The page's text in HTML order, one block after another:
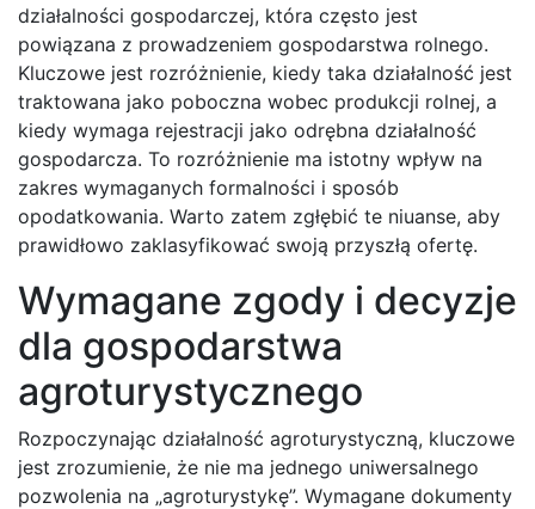
działalności gospodarczej, która często jest
powiązana z prowadzeniem gospodarstwa rolnego.
Kluczowe jest rozróżnienie, kiedy taka działalność jest
traktowana jako poboczna wobec produkcji rolnej, a
kiedy wymaga rejestracji jako odrębna działalność
gospodarcza. To rozróżnienie ma istotny wpływ na
zakres wymaganych formalności i sposób
opodatkowania. Warto zatem zgłębić te niuanse, aby
prawidłowo zaklasyfikować swoją przyszłą ofertę.
Wymagane zgody i decyzje
dla gospodarstwa
agroturystycznego
Rozpoczynając działalność agroturystyczną, kluczowe
jest zrozumienie, że nie ma jednego uniwersalnego
pozwolenia na „agroturystykę”. Wymagane dokumenty